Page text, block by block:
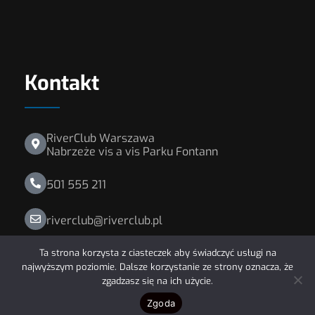
Kontakt
RiverClub Warszawa
Nabrzeże vis a vis Parku Fontann
501 555 211
riverclub@riverclub.pl
© 2026 RiverClub Organizacja imprez na
Wiśle.
Ta strona korzysta z ciasteczek aby świadczyć usługi na
najwyższym poziomie. Dalsze korzystanie ze strony oznacza, że
zgadzasz się na ich użycie.
Zgoda